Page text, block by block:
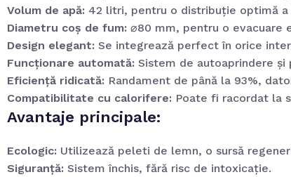
Volum de apă: 42 litri, pentru o distribuție optimă a
Diametru coș de fum: ⌀80 mm, pentru o evacuare
Design elegant: Se integrează perfect în orice
Funcționare automată: Sistem de autoaprindere
Eficiență ridicată: Randament de până la 93%,
Compatibilitate cu calorifere: Poate fi racordat la
Avantaje principale:
Ecologic: Utilizează peleti de lemn, o sursă
Siguranță: Sistem închis, fără risc de intoxicație.